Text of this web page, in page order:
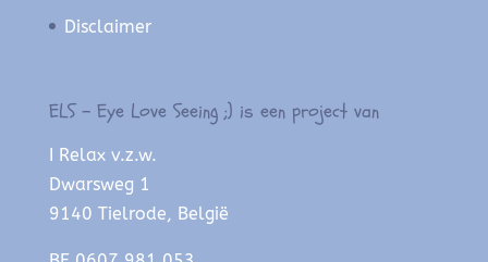
Disclaimer
ELS – Eye Love Seeing ;) is een project van
I Relax v.z.w.
Dwarsweg 1
9140 Tielrode, België